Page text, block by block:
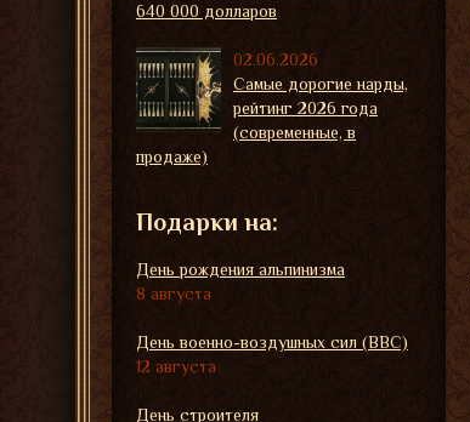
640 000 долларов
02.06.2026
Самые дорогие нарды,
рейтинг 2026 года
(современные, в
продаже)
Подарки на:
День рождения альпинизма
8 августа
День военно-воздушных сил (ВВС)
12 августа
День строителя